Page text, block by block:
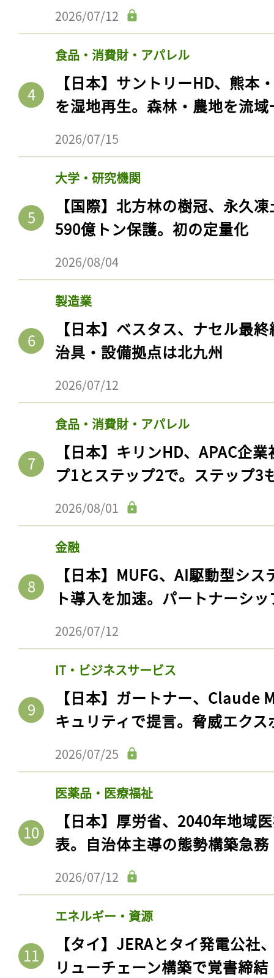
2026/07/12
食品・消費財・アパレル
【日本】サントリーHD、熊本
を湿地再生。森林・農地を流
2026/07/15
大学・研究機関
【国際】北方林の樹冠、永久
590億トン保護。初の定量化
2026/08/04
製造業
【日本】ベスタス、ナセル最
治具・設備拠点は北九州
2026/07/12
食品・消費財・アパレル
【日本】キリンHD、APAC企
プ1とステップ2で。ステップ3
2026/08/01
金融
【日本】MUFG、AI駆動型シ
ト導入を加速。パートナーシ
2026/07/12
IT・ビジネスサービス
【日本】ガートナー、Claude
キュリティで提言。脅威エク
2026/07/25
医薬品・医療福祉
【日本】厚労省、2040年地域
表。自治体主導の態勢構築急務
2026/07/12
エネルギー・資源
【タイ】JERAとタイ発電公社
リューチェーン構築で覚書締結
ログインが必
ログイン